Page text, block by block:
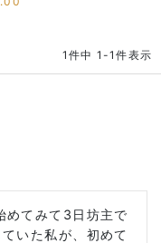
1件中 1 -1件表示
めてみて3日坊主で
いた私が、初めて